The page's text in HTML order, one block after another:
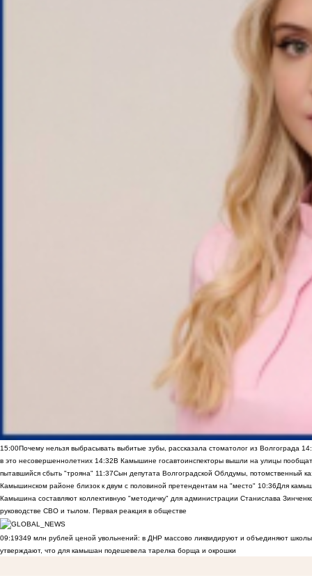
15:00Почему нельзя выбрасывать выбитые зубы, рассказала стоматолог из Волгограда
в это несовершеннолетних 14:32В Камышине госавтоинспекторы вышли на улицы
пытавшийся сбыть "трояна" 11:37Сын депутата Волгоградской Облдумы, потомственный
Камышинском районе близок к двум с половиной претендентам на "место" 10:36Для
Камышина составляют коллективную "методичку" для администрации Станислава
руководстве СВО и тылом. Первая реакция в обществе
09:19349 млн рублей ценой увольнений: в ДНР массово ликвидируют и объединяют
утверждают, что для камышан подешевела тарелка борща и окрошки